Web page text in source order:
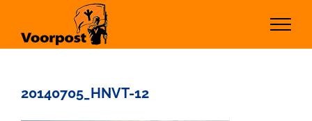
inhoud
20140705_HNVT-12